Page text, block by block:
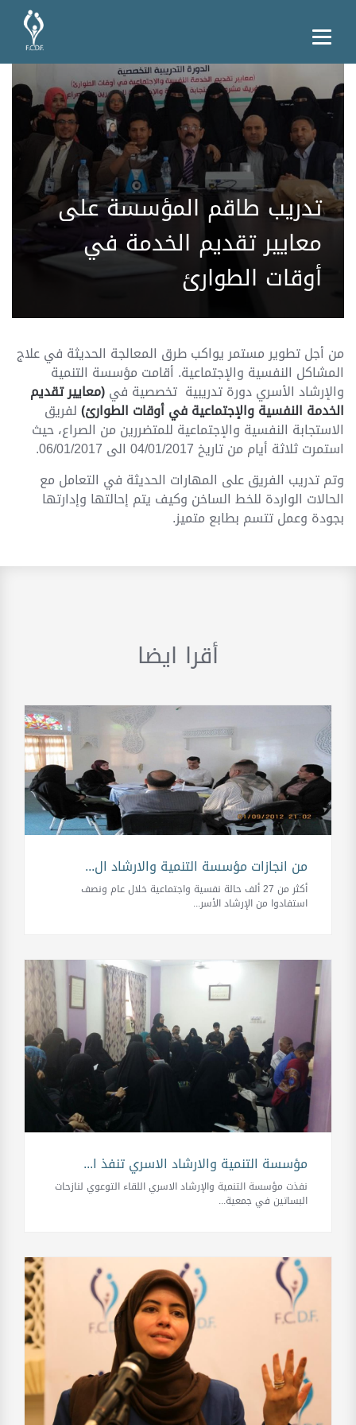
تدريب طاقم المؤسسة على
معايير تقديم الخدمة في
أوقات الطوارئ
من أجل تطوير مستمر يواكب طرق المعالجة الحديثة في علاج
المشاكل النفسية والإجتماعية. أقامت مؤسسة التنمية
والإرشاد الأسري دورة تدريبية تخصصية في(معايير تقديم
الخدمة النفسية والإجتماعية في أوقات الطوارئ)لفريق
الاستجابة النفسية والإجتماعية للمتضررين من الصراع، حيث
استمرت ثلاثة أيام من تاريخ 04/01/2017 الى 06/01/2017.
وتم تدريب الفريق على المهارات الحديثة في التعامل مع
الحالات الواردة للخط الساخن وكيف يتم إحالتها وإدارتها
بجودة وعمل تتسم بطابع متميز.
أقرا ايضا
من انجازات مؤسسة التنمية والارشاد ال...
أكثر من 27 ألف حالة نفسية واجتماعية خلال عام ونصف
استفادوا من الإرشاد الأسر...
مؤسسة التنمية والارشاد الاسري تنفذ ا...
نفذت مؤسسة التنمية والإرشاد الاسري اللقاء التوعوي لنازحات
البساتين في جمعية...